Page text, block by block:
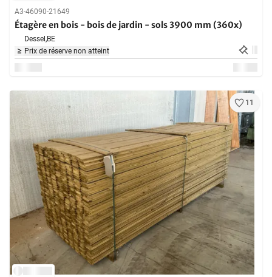
A3-46090-21649
Étagère en bois - bois de jardin - sols 3900 mm (360x)
Dessel,BE
Prix de réserve non atteint
11